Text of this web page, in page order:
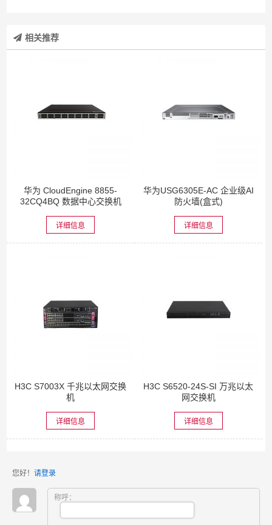
相关推荐
华为 CloudEngine 8855-
32CQ4BQ 数据中心交换机
详细信息
华为USG6305E-AC 企业级AI
防火墙(盒式)
详细信息
H3C S7003X 千兆以太网交换
机
详细信息
H3C S6520-24S-SI 万兆以太
网交换机
详细信息
您好！ 请登录
称呼：